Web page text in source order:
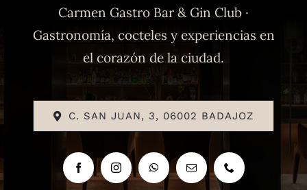
Carmen Gastro Bar & Gin Club ·
Gastronomía, cocteles y experiencias en
el corazón de la ciudad.
C. SAN JUAN, 3, 06002 BADAJOZ